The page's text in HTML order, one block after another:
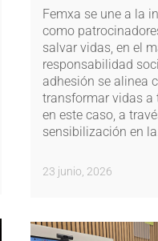
Femxa se une a la
como
salvar vidas, en el
responsabilidad
adhesión se alinea
transformar vidas a
en este caso, a
sensibilización en
23 junio, 2026